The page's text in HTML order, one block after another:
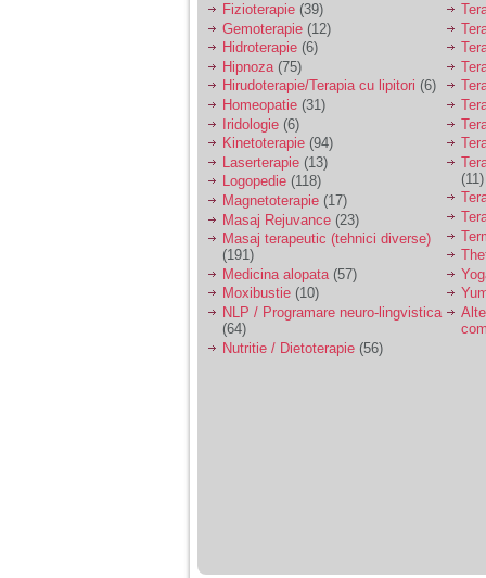
Fizioterapie (39)
Gemoterapie (12)
Hidroterapie (6)
Hipnoza (75)
Hirudoterapie/Terapia cu lipitori (6)
Homeopatie (31)
Iridologie (6)
Kinetoterapie (94)
Laserterapie (13)
Logopedie (118)
Magnetoterapie (17)
Masaj Rejuvance (23)
Masaj terapeutic (tehnici diverse)
(191)
Medicina alopata (57)
Moxibustie (10)
NLP / Programare neuro-lingvistica
(64)
Nutritie / Dietoterapie (56)
(11)